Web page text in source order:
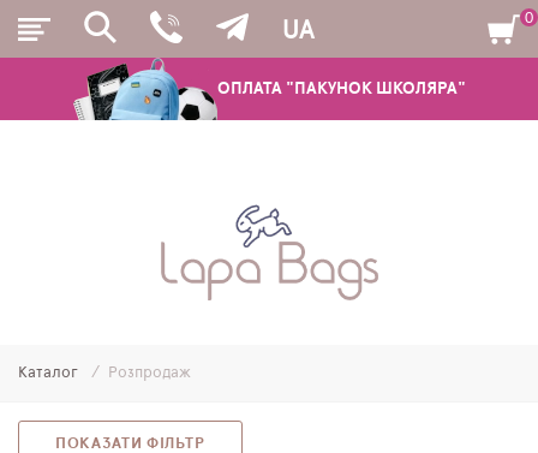
ОПЛАТА "ПАКУНОК ШКОЛЯРА"
UA
ШКІЛЬНІ РЮКЗАКИ ТА РАНЦІ
МОЛОДІЖНІ РЮКЗАКИ
ПЕНАЛИ
0
Каталог Розпродаж
ПОКАЗАТИ ФІЛЬТР